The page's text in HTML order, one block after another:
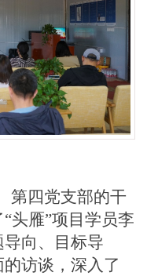
第四党支部的干
“头雁”项目学员李
向、目标导
访谈，深入了